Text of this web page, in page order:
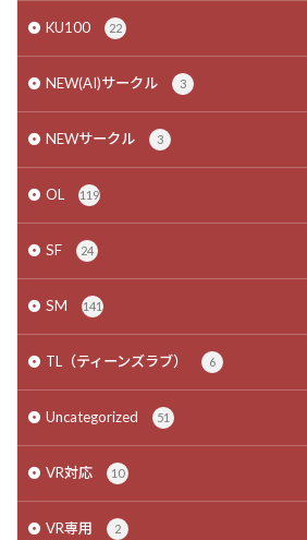
KU100 22
NEW(AI)サークル 3
NEWサークル 3
OL 119
SF 24
SM 141
TL（ティーンズラブ） 6
Uncategorized 51
VR対応 10
VR専用 2